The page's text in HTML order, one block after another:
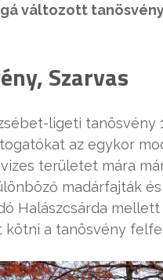
változott
Szarvas
ligeti tanösvény
az egykor
területet mára
madárfajták
Halászcsárda
kötni a tanösvény